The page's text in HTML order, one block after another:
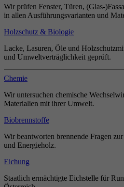
Wir prüfen Fenster, Türen, (Glas-
in allen Ausführungsvarianten und
Holzschutz & Biologie
Lacke, Lasuren, Öle und
und Umweltverträglichkeit geprüft.
Chemie
Wir untersuchen chemische
Materialien mit ihrer Umwelt.
Biobrennstoffe
Wir beantworten brennende Fragen
und Energieholz.
Eichung
Staatlich ermächtigte Eichstelle für